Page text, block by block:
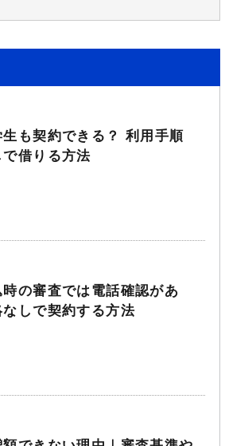
も契約できる？ 利用手順
借りる方法
の審査では電話確認があ
しで契約する方法